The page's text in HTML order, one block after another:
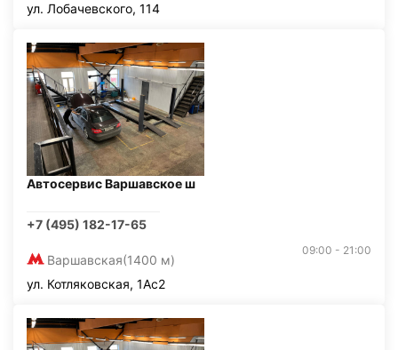
ул. Лобачевского, 114
Автосервис Варшавское ш
+7 (495) 182-17-65
Варшавская(1400 м)
09:00 - 21:00
ул. Котляковская, 1Ас2